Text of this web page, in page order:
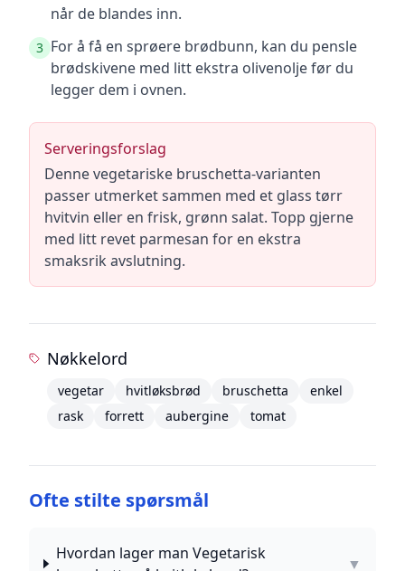
når de blandes inn.
3 For å få en sprøere brødbunn, kan du pensle
brødskivene med litt ekstra olivenolje før du
legger dem i ovnen.
Serveringsforslag
Denne vegetariske bruschetta-varianten
passer utmerket sammen med et glass tørr
hvitvin eller en frisk, grønn salat. Topp gjerne
med litt revet parmesan for en ekstra
smaksrik avslutning.
Nøkkelord
vegetar hvitløksbrød bruschetta
enkel
rask
forrett aubergine tomat
Ofte stilte spørsmål
Hvordan lager man Vegetarisk
▼